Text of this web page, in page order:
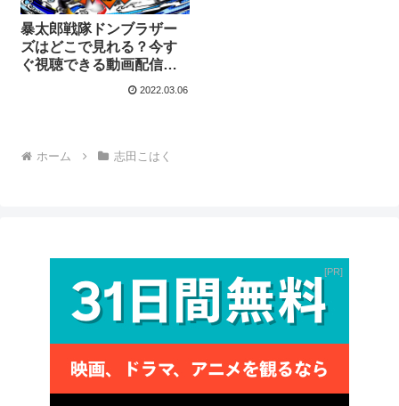
暴太郎戦隊ドンブラザー
ズはどこで見れる？今す
ぐ視聴できる動画配信サ
2022.03.06
ホーム 志田こはく
PR